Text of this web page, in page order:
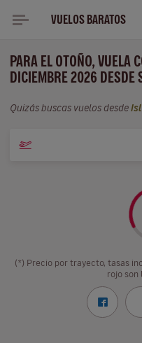
VUELOS BARATOS
PARA EL OTOÑO, VUELA
DICIEMBRE 2026 DESDE
Quizás buscas vuelos desde
(*) Precio por trayecto, tasas
rojo son